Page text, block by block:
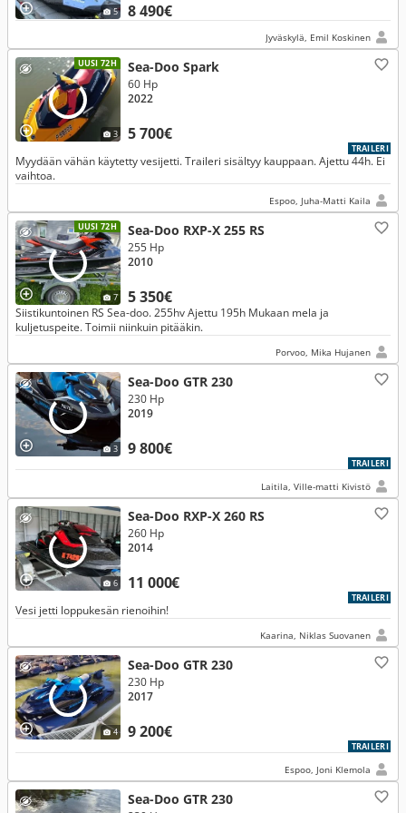
5 8 490€
Jyväskylä, Emil Koskinen
UUSI 72H
3
Sea-Doo Spark
5 700€
60 Hp
2022
TRAILERI
Myydään vähän käytetty vesijetti. Traileri sisältyy kauppaan. Ajettu 44h. Ei
vaihtoa.
Espoo, Juha-Matti Kaila
UUSI 72H
7
Sea-Doo RXP-X 255 RS
5 350€
255 Hp
2010
Siistikuntoinen RS Sea-doo. 255hv Ajettu 195h Mukaan mela ja
kuljetuspeite. Toimii niinkuin pitääkin.
Porvoo, Mika Hujanen
3
Sea-Doo GTR 230
9 800€
230 Hp
2019
TRAILERI
Laitila, Ville-matti Kivistö
6
Sea-Doo RXP-X 260 RS
11 000€
260 Hp
2014
TRAILERI
Vesi jetti loppukesän rienoihin!
Kaarina, Niklas Suovanen
4
Sea-Doo GTR 230
9 200€
230 Hp
2017
TRAILERI
Espoo, Joni Klemola
Sea-Doo GTR 230